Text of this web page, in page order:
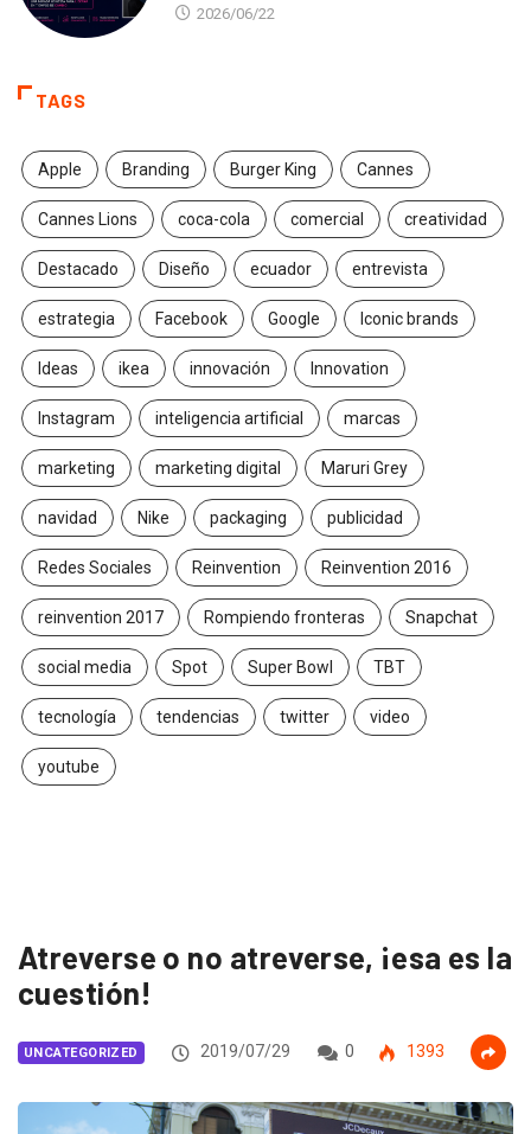
2026/06/22
TAGS
Apple Branding Burger King Cannes
Cannes Lions coca-cola comercial creatividad
Destacado Diseño ecuador entrevista
estrategia Facebook Google Iconic brands
Ideas ikea innovación Innovation
Instagram inteligencia artificial marcas
marketing marketing digital Maruri Grey
navidad Nike packaging publicidad
Redes Sociales Reinvention Reinvention 2016
reinvention 2017 Rompiendo fronteras Snapchat
social media Spot Super Bowl TBT
tecnología tendencias twitter video
youtube
Atreverse o no atreverse, ¡esa es la
cuestión!
UNCATEGORIZED 2019/07/29 0 1393